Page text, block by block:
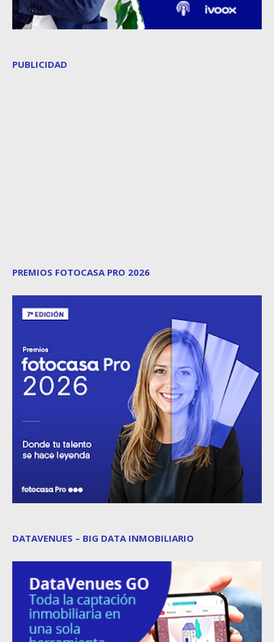
PUBLICIDAD
PREMIOS FOTOCASA PRO 2026
DATAVENUES – BIG DATA INMOBILIARIO